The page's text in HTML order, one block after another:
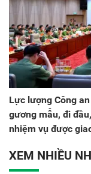
Lực lượng Công
gương mẫu, đi
nhiệm vụ được
XEM NHIỀU